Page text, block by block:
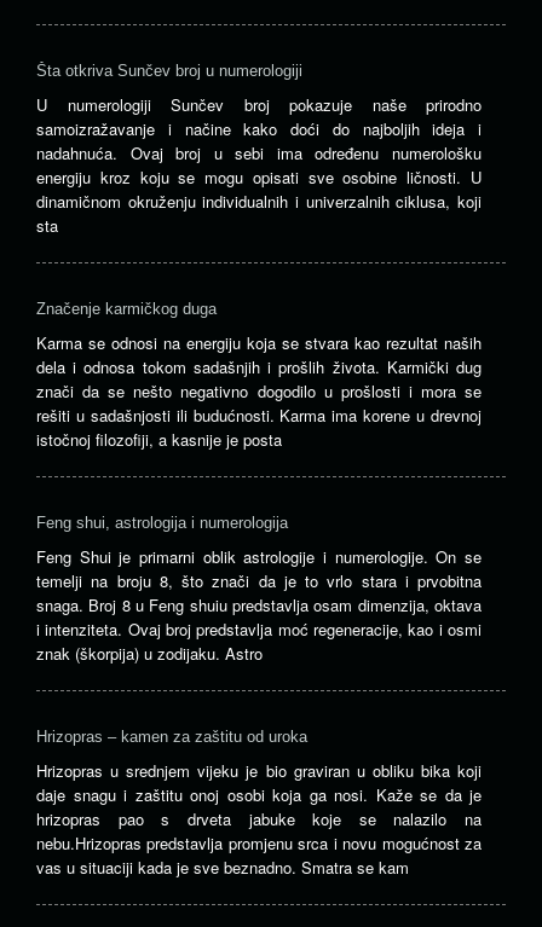
Šta otkriva Sunčev broj u numerologiji
U numerologiji Sunčev broj pokazuje naše prirodno
samoizražavanje i načine kako doći do najboljih ideja i
nadahnuća. Ovaj broj u sebi ima određenu numerološku
energiju kroz koju se mogu opisati sve osobine ličnosti. U
dinamičnom okruženju individualnih i univerzalnih ciklusa, koji
sta
Značenje karmičkog duga
Karma se odnosi na energiju koja se stvara kao rezultat naših
dela i odnosa tokom sadašnjih i prošlih života. Karmički dug
znači da se nešto negativno dogodilo u prošlosti i mora se
rešiti u sadašnjosti ili budućnosti. Karma ima korene u drevnoj
istočnoj filozofiji, a kasnije je posta
Feng shui, astrologija i numerologija
Feng Shui je primarni oblik astrologije i numerologije. On se
temelji na broju 8, što znači da je to vrlo stara i prvobitna
snaga. Broj 8 u Feng shuiu predstavlja osam dimenzija, oktava
i intenziteta. Ovaj broj predstavlja moć regeneracije, kao i osmi
znak (škorpija) u zodijaku. Astro
Hrizopras – kamen za zaštitu od uroka
Hrizopras u srednjem vijeku je bio graviran u obliku bika koji
daje snagu i zaštitu onoj osobi koja ga nosi. Kaže se da je
hrizopras pao s drveta jabuke koje se nalazilo na
nebu.Hrizopras predstavlja promjenu srca i novu mogućnost za
vas u situaciji kada je sve beznadno. Smatra se kam